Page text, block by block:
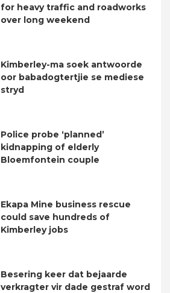
for heavy traffic and roadworks
over long weekend
Kimberley-ma soek antwoorde
oor babadogtertjie se mediese
stryd
Police probe ‘planned’
kidnapping of elderly
Bloemfontein couple
Ekapa Mine business rescue
could save hundreds of
Kimberley jobs
Besering keer dat bejaarde
verkragter vir dade gestraf word